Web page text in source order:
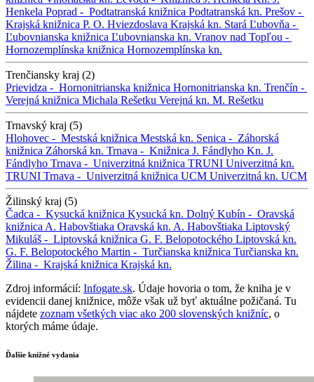
Henkela Poprad - Podtatranská knižnica Podtatranská kn. Prešov -
Krajská knižnica P. O. Hviezdoslava Krajská kn. Stará Ľubovňa -
Ľubovnianska knižnica Ľubovnianska kn. Vranov nad Topľou -
Hornozemplínska knižnica Hornozemplínska kn.
Trenčiansky kraj (2)
Prievidza - Hornonitrianska knižnica Hornonitrianska kn. Trenčín -
Verejná knižnica Michala Rešetku Verejná kn. M. Rešetku
Trnavský kraj (5)
Hlohovec - Mestská knižnica Mestská kn. Senica - Záhorská
knižnica Záhorská kn. Trnava - Knižnica J. Fándlyho Kn. J.
Fándlyho Trnava - Univerzitná knižnica TRUNI Univerzitná kn.
TRUNI Trnava - Univerzitná knižnica UCM Univerzitná kn. UCM
Žilinský kraj (5)
Čadca - Kysucká knižnica Kysucká kn. Dolný Kubín - Oravská
knižnica A. Habovštiaka Oravská kn. A. Habovštiaka Liptovský
Mikuláš - Liptovská knižnica G. F. Belopotockého Liptovská kn.
G. F. Belopotockého Martin - Turčianska knižnica Turčianska kn.
Žilina - Krajská knižnica Krajská kn.
Zdroj informácií: Infogate.sk. Údaje hovoria o tom, že kniha je v
evidencii danej knižnice, môže však už byť aktuálne požičaná. Tu
nájdete zoznam všetkých viac ako 200 slovenských knižníc, o
ktorých máme údaje.
Ďalšie knižné vydania